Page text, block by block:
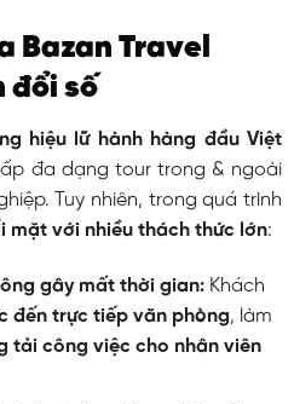
Bazan Travel
đổi số
hiệu lữ hành hàng đầu Việt
đa dạng tour trong & ngoài
Tuy nhiên, trong quá trình
mặt với nhiều thách thức lớn:
gây mất thời gian:Khách
đến trực tiếp văn phòng, làm
tải công việc cho nhân viên